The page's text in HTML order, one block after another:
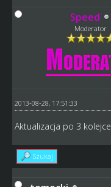
Speed
Moderator
2013-08-28, 17:51:33
Aktualizacja po 3 kolejce
Szukaj